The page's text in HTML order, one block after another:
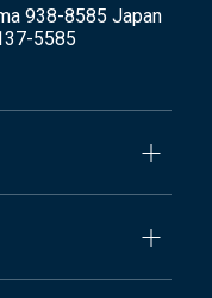
938-8585 Japan
5585